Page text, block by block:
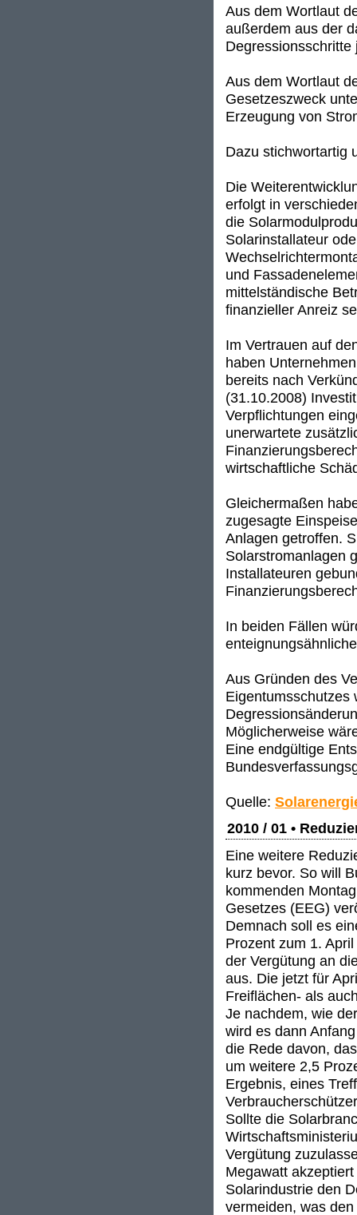
Aus dem Wortlaut
außerdem aus der
Aus dem Wortlaut
Gesetzeszweck
Erzeugung von
Dazu stichwortartig
Die
erfolgt in
die
Solarinstallateur
und
mittelständische
finanzieller Anreiz
Im Vertrauen auf
haben
bereits nach
(31.10.2008)
Verpflichtungen
unerwartete
wirtschaftliche
Gleichermaßen
zugesagte
Anlagen getroffen.
Solarstromanlagen
Installateuren
In beiden Fällen
Aus Gründen des
Eigentumsschutzes
Möglicherweise
Eine endgültige
Quelle:
2010 / 01 •
Eine weitere
kurz bevor. So will
kommenden
Gesetzes (EEG)
Demnach soll es
Prozent zum 1.
der Vergütung an
aus. Die jetzt für
Freiflächen- als
Je nachdem, wie
wird es dann
die Rede davon,
um weitere 2,5
Ergebnis, eines
Sollte die
Vergütung
Megawatt
Solarindustrie den
vermeiden, was